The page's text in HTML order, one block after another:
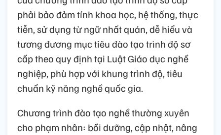
phải bảo đảm tính khoa học, hệ thống, thực
tiễn, sử dụng từ ngữ nhất quán, dễ hiểu và
tương đương mục tiêu đào tạo trình độ sơ
cấp theo quy định tại Luật Giáo dục nghề
nghiệp, phù hợp với khung trình độ, tiêu
chuẩn kỹ năng nghề quốc gia.
Chương trình đào tạo nghề thường xuyên
cho phạm nhân: bồi dưỡng, cập nhật, nâng